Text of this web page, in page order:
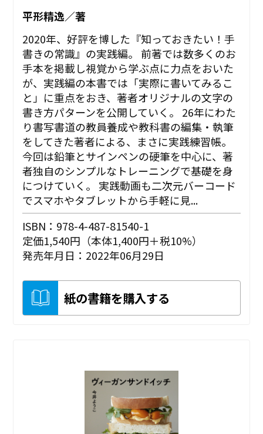
平形精逸／著
2020年、好評を博した『知っておきたい！手
書きの常識』の実践編。 前著では数多くのお
手本を掲載し視覚から学ぶ点に力点をおいた
が、実践編の本書では「実際に書いてみるこ
と」に重点をおき、著者オリジナルの文字の
書き方パターンを公開していく。 26年にわた
り書写書道の教員養成や教科書の編集・執筆
をしてきた著者による、まさに実践練習帳。
今回は鉛筆とサインペンの硬筆を中心に、著
者独自のシンプルなトレーニングで基礎を身
につけていく。 実践動画も二次元バーコード
でスマホやタブレットから手軽に見...
ISBN：978-4-487-81540-1
定価1,540円（本体1,400円＋税10%）
発売年月日：2022年06月29日
紙の書籍を購入する